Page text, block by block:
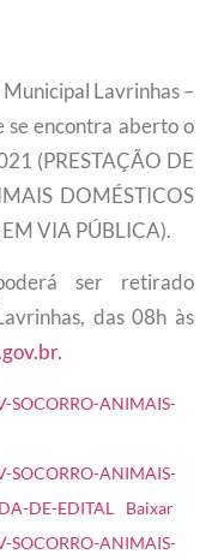
Lavrinhas –
se encontra aberto o
(PRESTAÇÃO DE
DOMÉSTICOS
VIA PÚBLICA).
ser retirado
das 08h às
SOCORRO-ANIMAIS-
SOCORRO-ANIMAIS-
DE-EDITAL
Baixar
SOCORRO-ANIMAIS-